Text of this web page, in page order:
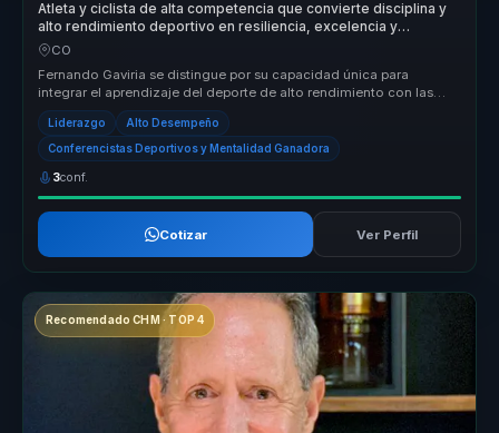
Atleta y ciclista de alta competencia que convierte disciplina y
alto rendimiento deportivo en resiliencia, excelencia y
liderazgo para equipos.
CO
Fernando Gaviria se distingue por su capacidad única para
integrar el aprendizaje del deporte de alto rendimiento con las
exigencias del ...
Liderazgo Alto Desempeño
Conferencistas Deportivos y Mentalidad Ganadora
3conf.
Cotizar Ver Perfil
Recomendado CHM · TOP 4